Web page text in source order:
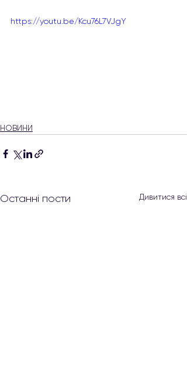
https://youtu.be/Kcu76L7VJgY
НОВИНИ
Останні пости Дивитися всі